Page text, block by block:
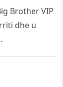
e madhe
Brother VIP
dhe u